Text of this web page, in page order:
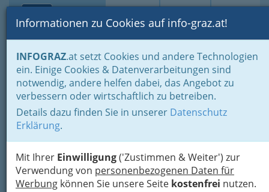
Suche Login Toggle
Informationen zu Cookies auf info-graz.at!
INFOGRAZ.at setzt Cookies und andere Technologien
ein. Einige Cookies & Datenverarbeitungen sind
notwendig, andere helfen dabei, das Angebot zu
verbessern oder wirtschaftlich zu betreiben.
Details dazu finden Sie in unserer Datenschutz
Erklärung.
Mit Ihrer Einwilligung('Zustimmen & Weiter') zur
Verwendung von personenbezogenen Daten für
Werbung können Sie unsere Seite kostenfrei nutzen.
Home Über IPM Datenschutz
Datenschutz
Allgemeines zum Datenschutz
Der Schutz Ihrer persönlichen Daten ist uns ein
besonderes Anliegen.Wir verarbeiten Ihre
Daten ausschließlich auf Grundlage der
gesetzlichen Bestimmungen gemäß DSGVO,TKG
2003. Die INFO-Portal Marketinggesellschaft